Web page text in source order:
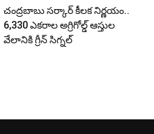
చంద్రబాబు సర్కార్ కీలక నిర్ణయం..
6,330 ఎకరాల అగ్రిగోల్డ్ ఆస్తుల
వేలానికి గ్రీన్ సిగ్నల్